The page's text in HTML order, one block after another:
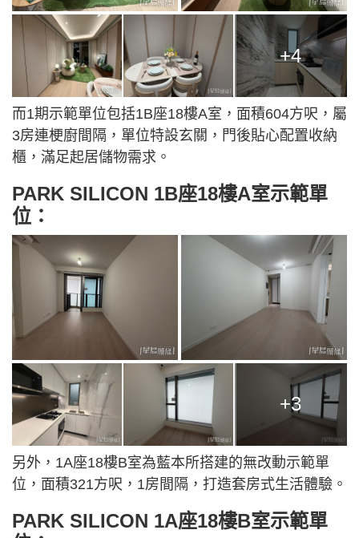
+4
而1期示範單位包括1B座18樓A室，面積604方呎，屬
3房連梗廚間隔，單位特設玄關，門後貼心配置收納
櫃，滿足起居儲物需求。
PARK SILICON 1B座18樓A室示範單
位：
+3
另外，1A座18樓B室為藍本所搭建的無改動示範單
位，面積321方呎，1房間隔，打造套房式生活體驗。
PARK SILICON 1A座18樓B室示範單